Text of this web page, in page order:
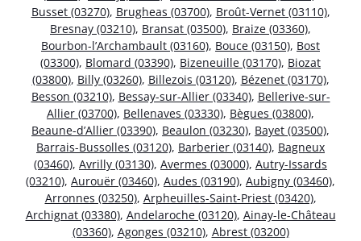
Busset (03270), Brugheas (03700), Broût-Vernet (03110),
Bresnay (03210), Bransat (03500), Braize (03360),
Bourbon-l’Archambault (03160), Bouce (03150), Bost
(03300), Blomard (03390), Bizeneuille (03170), Biozat
(03800), Billy (03260), Billezois (03120), Bézenet (03170),
Besson (03210), Bessay-sur-Allier (03340), Bellerive-sur-
Allier (03700), Bellenaves (03330), Bègues (03800),
Beaune-d’Allier (03390), Beaulon (03230), Bayet (03500),
Barrais-Bussolles (03120), Barberier (03140), Bagneux
(03460), Avrilly (03130), Avermes (03000), Autry-Issards
(03210), Aurouër (03460), Audes (03190), Aubigny (03460),
Arronnes (03250), Arpheuilles-Saint-Priest (03420),
Archignat (03380), Andelaroche (03120), Ainay-le-Château
(03360), Agonges (03210), Abrest (03200)